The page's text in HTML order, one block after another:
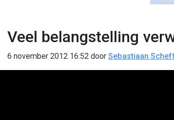
Veel belangstelling
6 november 2012 16:52 door Sebastiaan